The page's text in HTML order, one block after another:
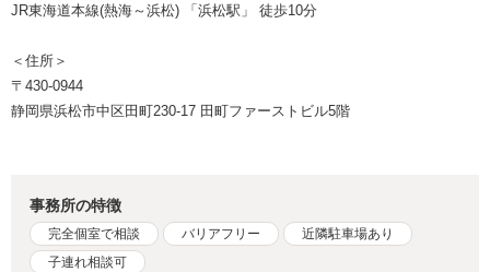
JR東海道本線(熱海～浜松) 「浜松駅」 徒歩10分
＜住所＞
〒430-0944
静岡県浜松市中区田町230-17 田町ファーストビル5階
事務所の特徴
完全個室で相談 バリアフリー
近隣駐車場あり
子連れ相談可